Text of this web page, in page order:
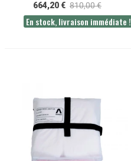
664,20 € 810,00 €
En stock, livraison immédiate !